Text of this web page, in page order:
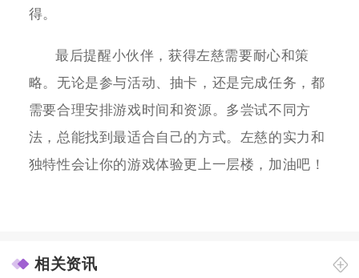
得。
最后提醒小伙伴，获得左慈需要耐心和策
略。无论是参与活动、抽卡，还是完成任务，都
需要合理安排游戏时间和资源。多尝试不同方
法，总能找到最适合自己的方式。左慈的实力和
独特性会让你的游戏体验更上一层楼，加油吧！
相关资讯